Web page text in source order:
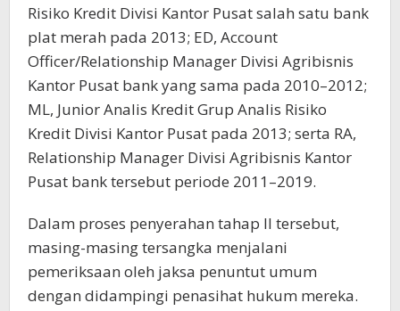
Risiko Kredit Divisi Kantor Pusat salah satu bank
plat merah pada 2013; ED, Account
Officer/Relationship Manager Divisi Agribisnis
Kantor Pusat bank yang sama pada 2010–2012;
ML, Junior Analis Kredit Grup Analis Risiko
Kredit Divisi Kantor Pusat pada 2013; serta RA,
Relationship Manager Divisi Agribisnis Kantor
Pusat bank tersebut periode 2011–2019.
Dalam proses penyerahan tahap II tersebut,
masing-masing tersangka menjalani
pemeriksaan oleh jaksa penuntut umum
dengan didampingi penasihat hukum mereka.